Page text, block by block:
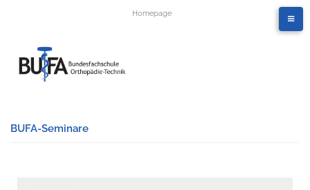
Homepage
BUFA-Seminare